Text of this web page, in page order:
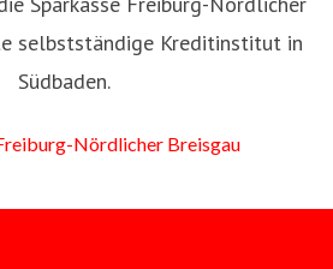
selbstständige Kreditinstitut in
Südbaden.